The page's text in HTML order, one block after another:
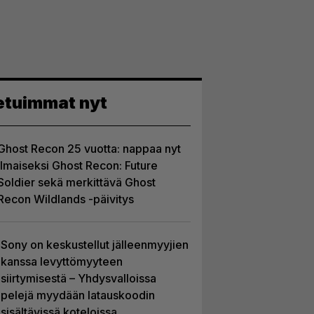
nyt
Recon 25 vuotta: nappaa nyt
Ghost Recon: Future
sekä merkittävä Ghost
Wildlands -päivitys
Sony on keskustellut jälleenmyyjien
kanssa levyttömyyteen
siirtymisestä – Yhdysvalloissa
pelejä myydään latauskoodin